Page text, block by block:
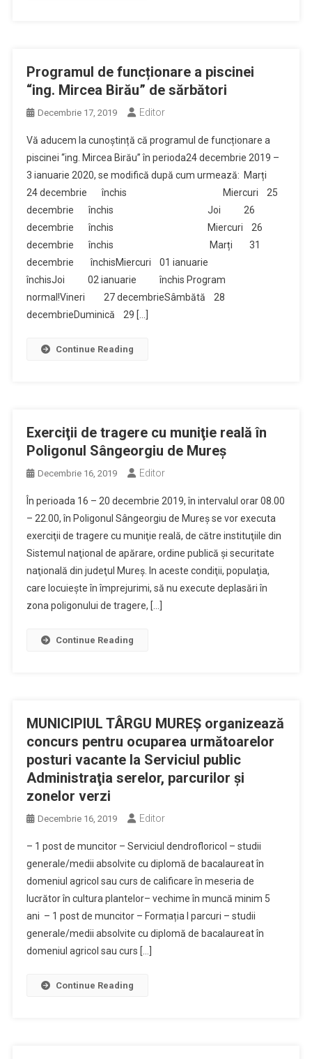
Programul de funcționare a piscinei
“ing. Mircea Birău” de sărbători
Decembrie 17, 2019 Editor
Vă aducem la cunoștință că programul de funcționare a
piscinei “ing. Mircea Birău” în perioda24 decembrie 2019 –
3 ianuarie 2020, se modifică după cum urmează: Marți
24 decembrie închis Miercuri 25
decembrie închis Joi 26
decembrie închis Miercuri 26
decembrie închis Marți 31
decembrie închisMiercuri 01 ianuarie
închisJoi 02 ianuarie închis Program
normal!Vineri 27 decembrieSâmbătă 28
decembrieDuminică 29 […]
Continue Reading
Exerciţii de tragere cu muniţie reală în
Poligonul Sângeorgiu de Mureş
Decembrie 16, 2019 Editor
În perioada 16 – 20 decembrie 2019, în intervalul orar 08.00
– 22.00, în Poligonul Sângeorgiu de Mureş se vor executa
exerciţii de tragere cu muniţie reală, de către instituţiile din
Sistemul naţional de apărare, ordine publică şi securitate
naţională din judeţul Mureş. In aceste condiţii, populaţia,
care locuieşte în împrejurimi, să nu execute deplasări în
zona poligonului de tragere, […]
Continue Reading
MUNICIPIUL TÂRGU MUREŞ organizează
concurs pentru ocuparea următoarelor
posturi vacante la Serviciul public
Administraţia serelor, parcurilor și
zonelor verzi
Decembrie 16, 2019 Editor
– 1 post de muncitor – Serviciul dendrofloricol – studii
generale/medii absolvite cu diplomă de bacalaureat în
domeniul agricol sau curs de calificare în meseria de
lucrător în cultura plantelor– vechime în muncă minim 5
ani – 1 post de muncitor – Formația I parcuri – studii
generale/medii absolvite cu diplomă de bacalaureat în
domeniul agricol sau curs […]
Continue Reading